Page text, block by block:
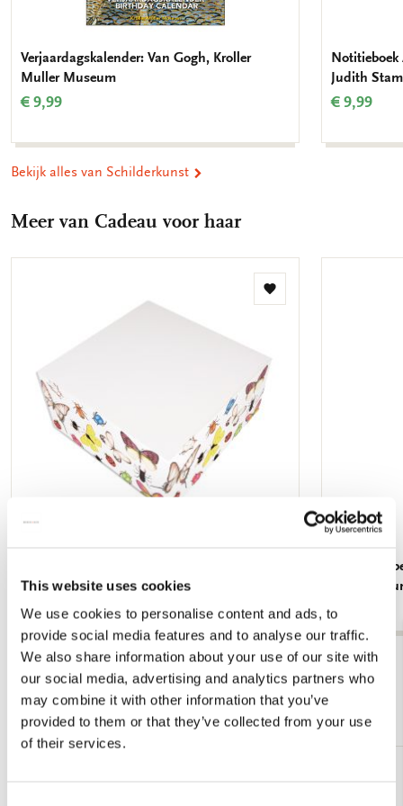
This website uses cookies
We use cookies to personalise content and ads, to
provide social media features and to analyse our traffic.
We also share information about your use of our site with
our social media, advertising and analytics partners who
may combine it with other information that you’ve
provided to them or that they’ve collected from your use
of their services.
Verjaardagskalender: Van Gogh, Kroller
Muller Museum
€ 9,99
Judith Stam
€ 9,99
Bekijk alles van Schilderkunst
Meer van Cadeau voor haar
Toevoegen
€ 2,99
Dieren,
€ 2,99
Bekijk alles van Cadeau voor haar
Meer van Kunstmuseum Den Haag